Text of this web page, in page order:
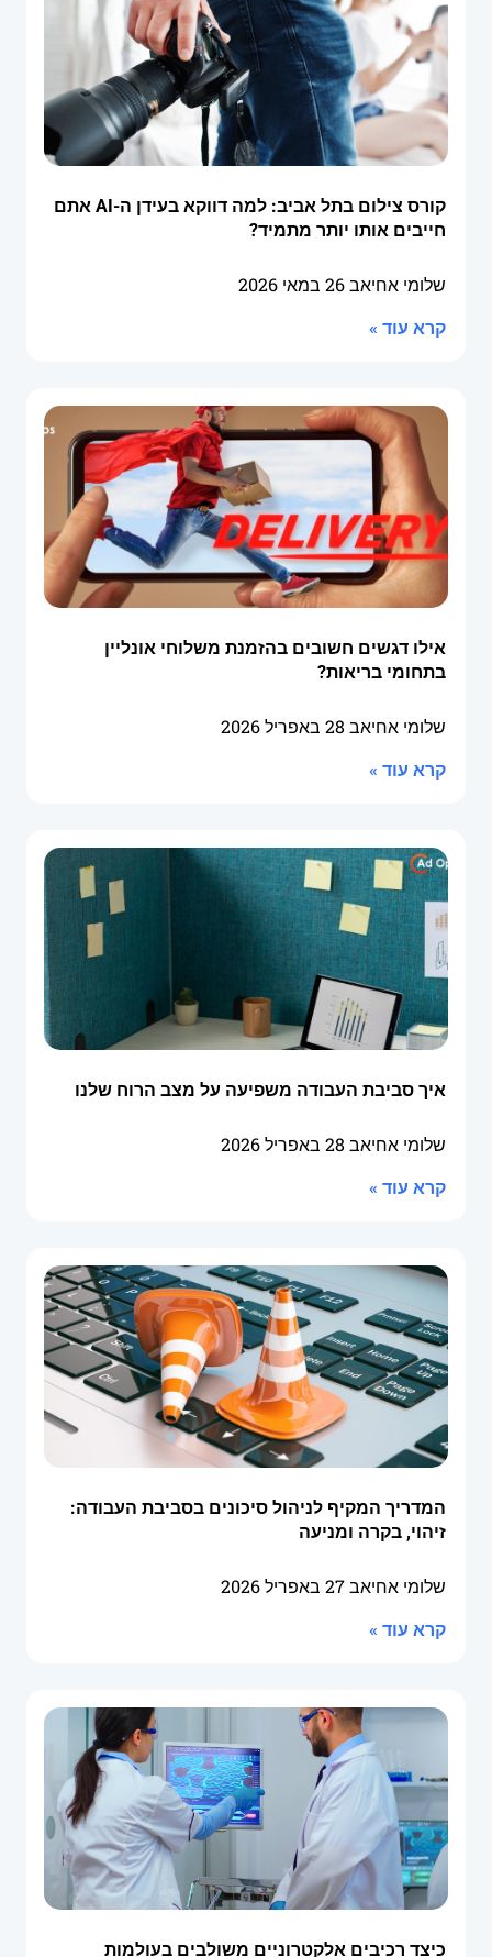
קורס צילום בתל אביב: למה דווקא בעידן ה-AI אתם
חייבים אותו יותר מתמיד?
שלומי אחיאב26 במאי 2026
קרא עוד »
אילו דגשים חשובים בהזמנת משלוחי אונליין
בתחומי בריאות?
שלומי אחיאב 28 באפריל 2026
קרא עוד »
איך סביבת העבודה משפיעה על מצב הרוח שלנו
שלומי אחיאב 28 באפריל 2026
קרא עוד »
המדריך המקיף לניהול סיכונים בסביבת העבודה:
זיהוי, בקרה ומניעה
שלומי אחיאב27 באפריל 2026
קרא עוד »
כיצד רכיבים אלקטרוניים משולבים בעולמות